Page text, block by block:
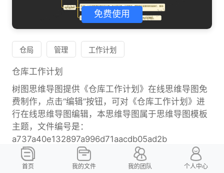
免费使用
仓局 管理 工作计划
仓库工作计划
树图思维导图提供《仓库工作计划》在线思维导图免
费制作，点击“编辑”按钮，可对《仓库工作计划》进
行在线思维导图编辑，本思维导图属于思维导图模板
主题，文件编号是：
a737a40e132897a996d71aacdb05ad2b
首页 我的文件 我的团队 个人中心